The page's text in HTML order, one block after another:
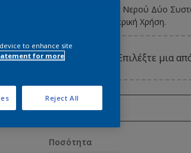
Εποξειδικό Χρώμα Νερού Δύο
Τοίχων, για Εσωτερική Χρήση.
Επιλέξτε μια
0.93L
Ποσότητα
to enhance site
for more
Reject All